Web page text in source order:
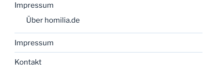
Impressum
Über homilia.de
Impressum
Kontakt